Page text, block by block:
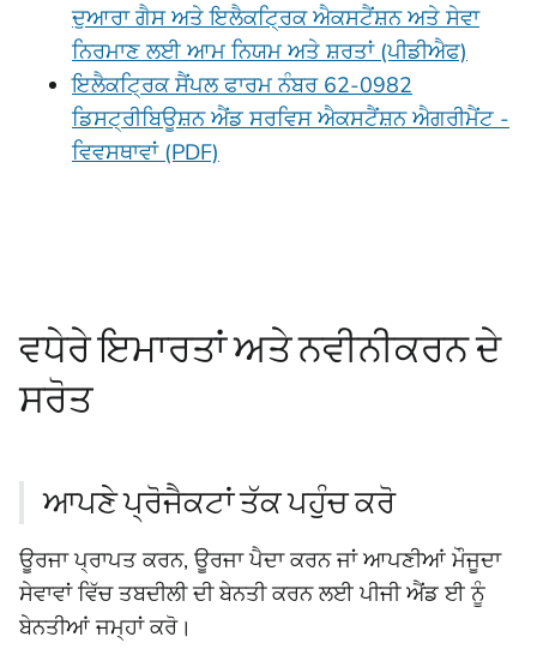
ਦੁਆਰਾ ਗੈਸ ਅਤੇ ਇਲੈਕਟ੍ਰਿਕ ਐਕਸਟੈਂਸ਼ਨ ਅਤੇ ਸੇਵਾ
ਨਿਰਮਾਣ ਲਈ ਆਮ ਨਿਯਮ ਅਤੇ ਸ਼ਰਤਾਂ (ਪੀਡੀਐਫ)
ਇਲੈਕਟ੍ਰਿਕ ਸੈਂਪਲ ਫਾਰਮ ਨੰਬਰ 62-0982
ਡਿਸਟ੍ਰੀਬਿਊਸ਼ਨ ਐਂਡ ਸਰਵਿਸ ਐਕਸਟੈਂਸ਼ਨ ਐਗਰੀਮੈਂਟ -
ਵਿਵਸਥਾਵਾਂ (PDF)
ਵਧੇਰੇ ਇਮਾਰਤਾਂ ਅਤੇ ਨਵੀਨੀਕਰਨ ਦੇ
ਸਰੋਤ
ਆਪਣੇ ਪ੍ਰੋਜੈਕਟਾਂ ਤੱਕ ਪਹੁੰਚ ਕਰੋ
ਊਰਜਾ ਪ੍ਰਾਪਤ ਕਰਨ, ਊਰਜਾ ਪੈਦਾ ਕਰਨ ਜਾਂ ਆਪਣੀਆਂ ਮੌਜੂਦਾ
ਸੇਵਾਵਾਂ ਵਿੱਚ ਤਬਦੀਲੀ ਦੀ ਬੇਨਤੀ ਕਰਨ ਲਈ ਪੀਜੀ ਐਂਡ ਈ ਨੂੰ
ਬੇਨਤੀਆਂ ਜਮ੍ਹਾਂ ਕਰੋ।